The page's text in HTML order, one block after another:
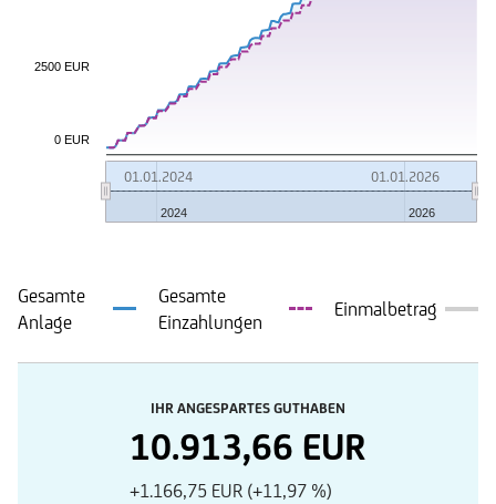
01.01.2024 01.01.2026
2024 2026
0 EUR
2500 EUR
Gesamte
Anlage
Gesamte
Einzahlungen
Einmalbetrag
IHR ANGESPARTES GUTHABEN
10.913,66 EUR
+1.166,75 EUR (+11,97 %)